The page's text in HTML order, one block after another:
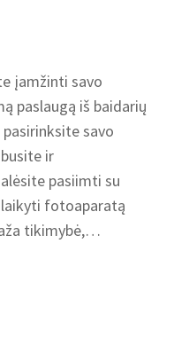
įamžinti savo
paslaugą iš baidarių
savo
ir
pasiimti su
laikyti fotoaparatą
tikimybė,…